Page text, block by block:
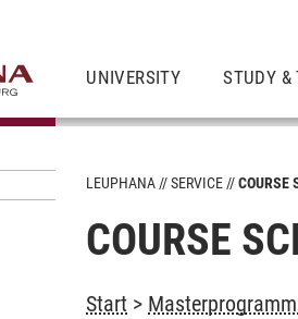
UNIVERSITY STUDY &
LEUPHANA SERVICE COURSE
COURSE
Start >